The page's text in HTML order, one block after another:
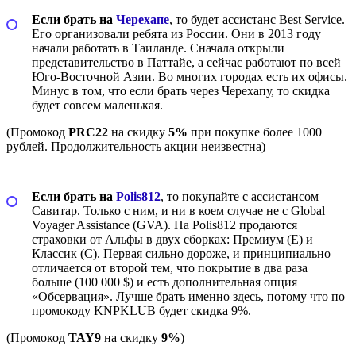
Если брать на Черехапе, то будет ассистанс Best Service.
Его организовали ребята из России. Они в 2013 году
начали работать в Таиланде. Сначала открыли
представительство в Паттайе, а сейчас работают по всей
Юго-Восточной Азии. Во многих городах есть их офисы.
Минус в том, что если брать через Черехапу, то скидка
будет совсем маленькая.
(Промокод PRC22 на скидку 5% при покупке более 1000
рублей. Продолжительность акции неизвестна)
Если брать на Polis812, то покупайте с ассистансом
Савитар. Только с ним, и ни в коем случае не с Global
Voyager Assistance (GVA). На Polis812 продаются
страховки от Альфы в двух сборках: Премиум (E) и
Классик (С). Первая сильно дороже, и принципиально
отличается от второй тем, что покрытие в два раза
больше (100 000 $) и есть дополнительная опция
«Обсервация». Лучше брать именно здесь, потому что по
промокоду KNPKLUB будет скидка 9%.
(Промокод TAY9 на скидку 9%)